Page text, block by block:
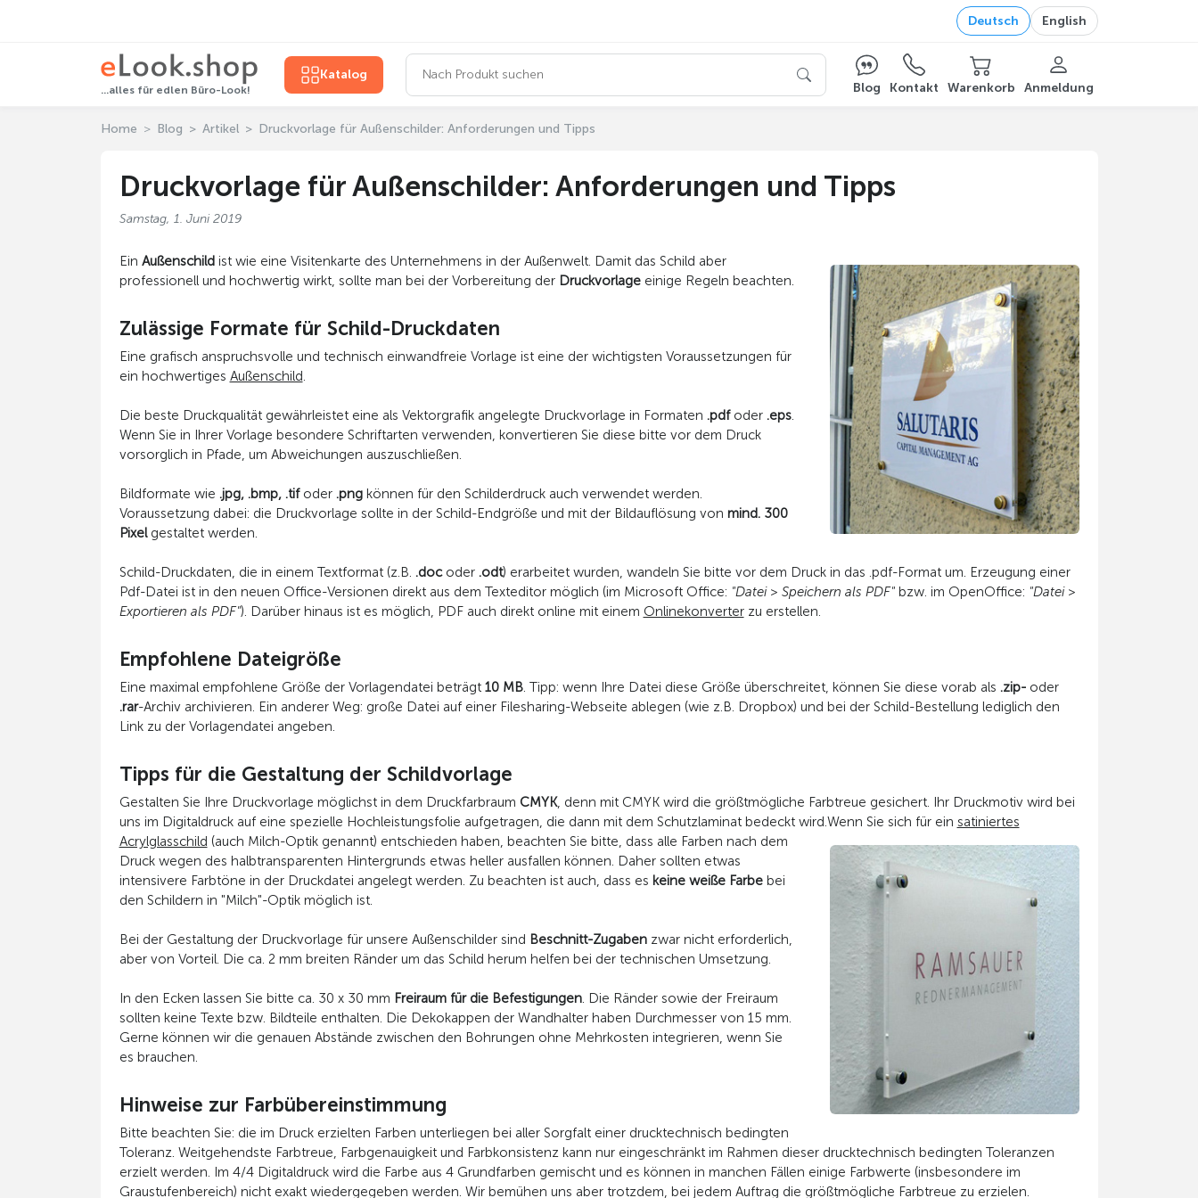
Deutsch English
...alles für edlen Büro-Look!
Katalog
Blog
Kontakt Warenkorb Anmeldung
Home Blog Artikel Druckvorlage für Außenschilder: Anforderungen und Tipps
Druckvorlage für Außenschilder: Anforderungen und Tipps
Samstag, 1. Juni 2019
Ein Außenschildist wie eine Visitenkarte des Unternehmens in der Außenwelt. Damit das Schild aber
professionell und hochwertig wirkt, sollte man bei der Vorbereitung der Druckvorlageeinige Regeln beachten.
Zulässige Formate für Schild-Druckdaten
Eine grafisch anspruchsvolle und technisch einwandfreie Vorlage ist eine der wichtigsten Voraussetzungen für
ein hochwertiges Außenschild.
Die beste Druckqualität gewährleistet eine als Vektorgrafik angelegte Druckvorlage in Formaten .pdfoder .eps.
Wenn Sie in Ihrer Vorlage besondere Schriftarten verwenden, konvertieren Sie diese bitte vor dem Druck
vorsorglich in Pfade, um Abweichungen auszuschließen.
Bildformate wie .jpg, .bmp, .tifoder .pngkönnen für den Schilderdruck auch verwendet werden.
Voraussetzung dabei: die Druckvorlage sollte in der Schild-Endgröße und mit der Bildauflösung von mind. 300
Pixelgestaltet werden.
Schild-Druckdaten, die in einem Textformat (z.B. .docoder .odt) erarbeitet wurden, wandeln Sie bitte vor dem Druck in das .pdf-Format um. Erzeugung einer
Pdf-Datei ist in den neuen Office-Versionen direkt aus dem Texteditor möglich (im Microsoft Office: "Datei > Speichern als PDF"bzw. im OpenOffice: "Datei >
Exportieren als PDF"). Darüber hinaus ist es möglich, PDF auch direkt online mit einem Onlinekonverterzu erstellen.
Empfohlene Dateigröße
Eine maximal empfohlene Größe der Vorlagendatei beträgt 10 MB. Tipp: wenn Ihre Datei diese Größe überschreitet, können Sie diese vorab als .zip-oder
.rar-Archiv archivieren. Ein anderer Weg: große Datei auf einer Filesharing-Webseite ablegen (wie z.B. Dropbox) und bei der Schild-Bestellung lediglich den
Link zu der Vorlagendatei angeben.
Tipps für die Gestaltung der Schildvorlage
Gestalten Sie Ihre Druckvorlage möglichst in dem Druckfarbraum CMYK, denn mit CMYK wird die größtmögliche Farbtreue gesichert. Ihr Druckmotiv wird bei
uns im Digitaldruck auf eine spezielle Hochleistungsfolie aufgetragen, die dann mit dem Schutzlaminat bedeckt wird.Wenn Sie sich für ein satiniertes
Acrylglasschild (auch Milch-Optik genannt) entschieden haben, beachten Sie bitte, dass alle Farben nach dem
Druck wegen des halbtransparenten Hintergrunds etwas heller ausfallen können. Daher sollten etwas
intensivere Farbtöne in der Druckdatei angelegt werden. Zu beachten ist auch, dass es keine weiße Farbebei
den Schildern in "Milch"-Optik möglich ist.
Bei der Gestaltung der Druckvorlage für unsere Außenschilder sind Beschnitt-Zugabenzwar nicht erforderlich,
aber von Vorteil. Die ca. 2 mm breiten Ränder um das Schild herum helfen bei der technischen Umsetzung.
In den Ecken lassen Sie bitte ca. 30 x 30 mm Freiraum für die Befestigungen. Die Ränder sowie der Freiraum
sollten keine Texte bzw. Bildteile enthalten. Die Dekokappen der Wandhalter haben Durchmesser von 15 mm.
Gerne können wir die genauen Abstände zwischen den Bohrungen ohne Mehrkosten integrieren, wenn Sie
es brauchen.
Hinweise zur Farbübereinstimmung
Bitte beachten Sie: die im Druck erzielten Farben unterliegen bei aller Sorgfalt einer drucktechnisch bedingten
Toleranz. Weitgehendste Farbtreue, Farbgenauigkeit und Farbkonsistenz kann nur eingeschränkt im Rahmen dieser drucktechnisch bedingten Toleranzen
erzielt werden. Im 4/4 Digitaldruck wird die Farbe aus 4 Grundfarben gemischt und es können in manchen Fällen einige Farbwerte (insbesondere im
Graustufenbereich) nicht exakt wiedergegeben werden. Wir bemühen uns aber trotzdem, bei jedem Auftrag die größtmögliche Farbtreue zu erzielen.